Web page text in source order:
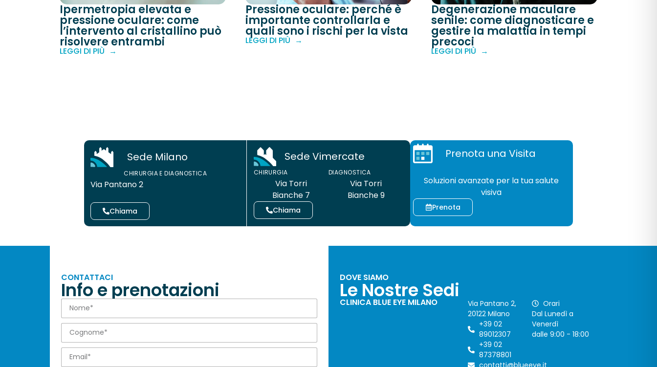
Ipermetropia elevata e
pressione oculare: come
l’intervento al cristallino può
risolvere entrambi
LEGGI DI PIÙ
Pressione oculare: perché è
importante controllarla e
quali sono i rischi per la vista
LEGGI DI PIÙ
Degenerazione maculare
senile: come diagnosticare e
gestire la malattia in tempi
precoci
LEGGI DI PIÙ
Sede Milano
CHIRURGIA E DIAGNOSTICA
Via Pantano 2
Chiama
Sede Vimercate
CHIRURGIA
Via Torri
Bianche 7
DIAGNOSTICA
Via Torri
Bianche 9
Chiama
Prenota una Visita
Soluzioni avanzate per la tua salute
visiva
Prenota
CONTATTACI
Info e prenotazioni
DOVE SIAMO
Le Nostre Sedi
CLINICA BLUE EYE MILANO
Via Pantano 2,
20122 Milano
+39 02
89012307
+39 02
87378801
contatti@blueeye.it
Orari
Dal Lunedì a
Venerdì
dalle 9:00 - 18:00